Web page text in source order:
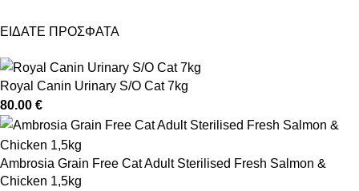
ΕΙΔΑΤΕ ΠΡΟΣΦΑΤΑ
Royal Canin Urinary S/O Cat 7kg
80.00 €
Ambrosia Grain Free Cat Adult Sterilised Fresh Salmon &
Chicken 1,5kg